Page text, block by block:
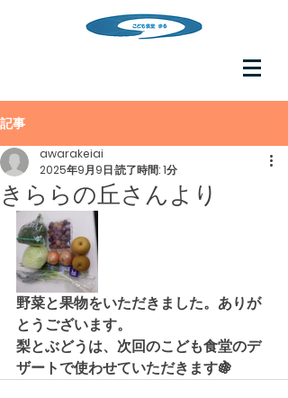
記事
きららの丘さんより
awarakeiai
2025年9月9日読了時間: 1分
野菜と果物をいただきました。ありが
とうございます。
梨とぶどうは、次回のこども食堂のデ
ザートで使わせていただきます🍇